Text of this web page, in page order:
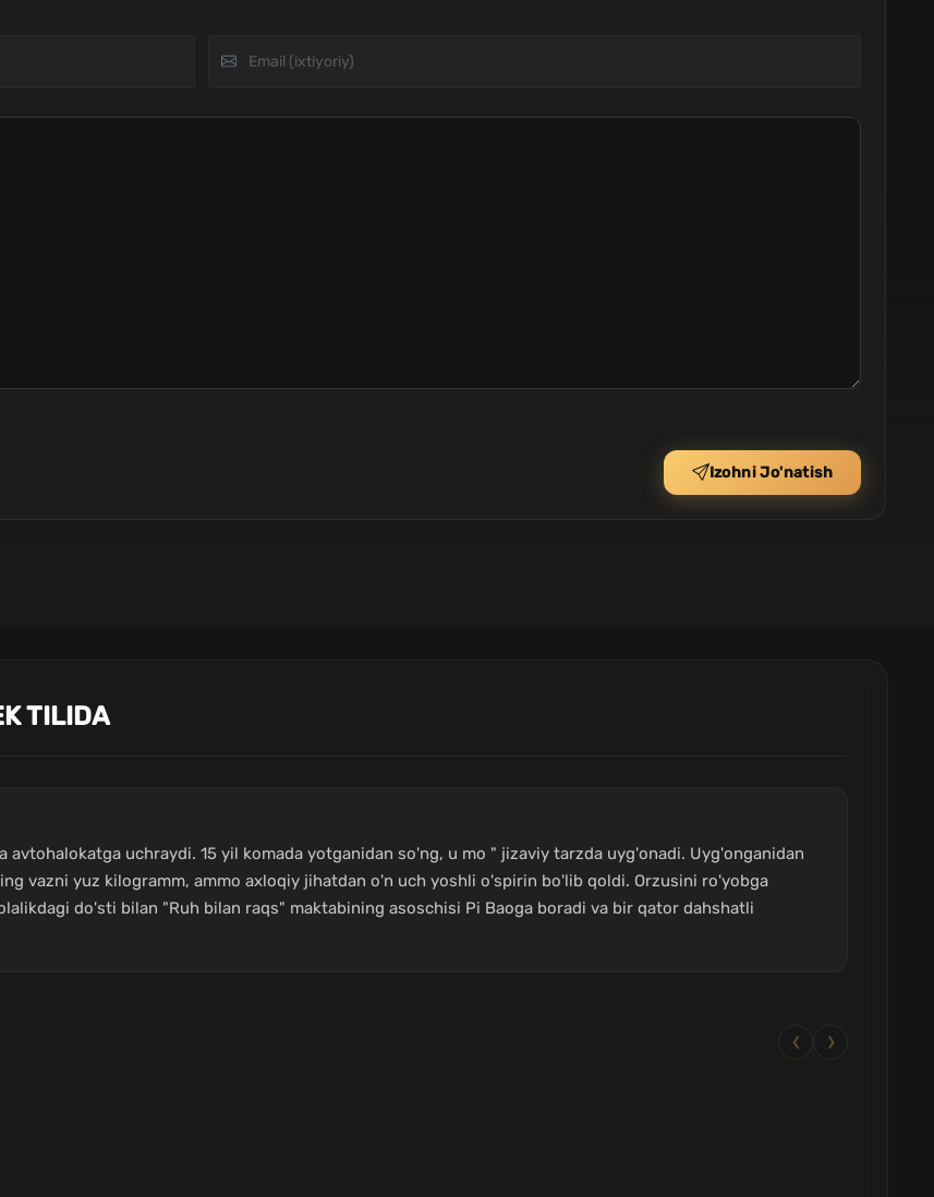
Izohni Jo'natish
TILIDA
uchraydi. 15 yil komada yotganidan so'ng, u mo " jizaviy tarzda uyg'onadi. Uyg'onganidan
vazni yuz kilogramm, ammo axloqiy jihatdan o'n uch yoshli o'spirin bo'lib qoldi. Orzusini ro'yobga
do'sti bilan "Ruh bilan raqs" maktabining asoschisi Pi Baoga boradi va bir qator dahshatli
❮ ❯